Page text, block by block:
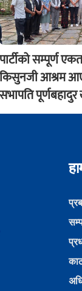
सम्पूर्ण
आश्रम